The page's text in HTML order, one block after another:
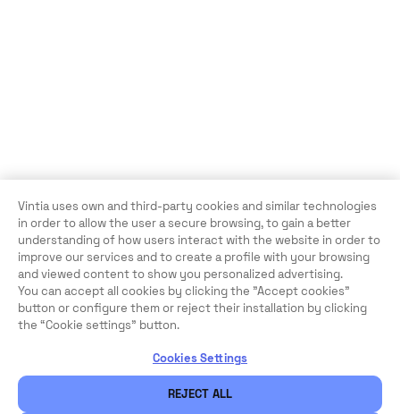
Vintia uses own and third-party cookies and similar technologies
in order to allow the user a secure browsing, to gain a better
understanding of how users interact with the website in order to
improve our services and to create a profile with your browsing
and viewed content to show you personalized advertising.
You can accept all cookies by clicking the "Accept cookies"
button or configure them or reject their installation by clicking
the “Cookie settings” button.
Cookies Settings
REJECT ALL